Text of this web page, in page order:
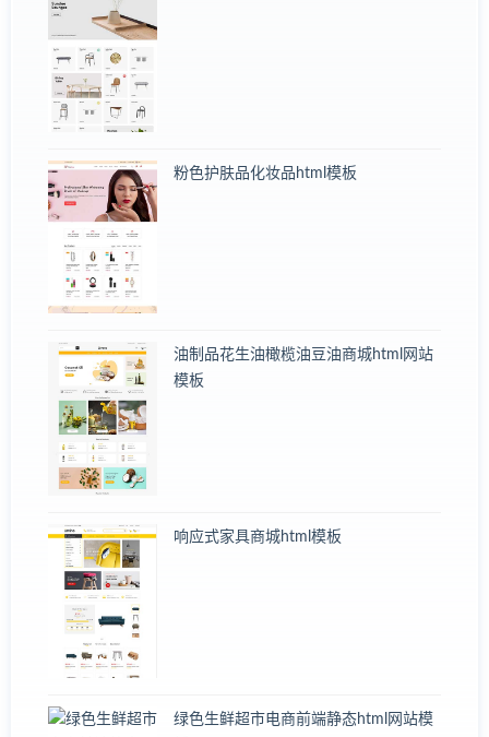
粉色护肤品化妆品html模板
油制品花生油橄榄油豆油商城html网站
模板
响应式家具商城html模板
绿色生鲜超市电商前端静态html网站模